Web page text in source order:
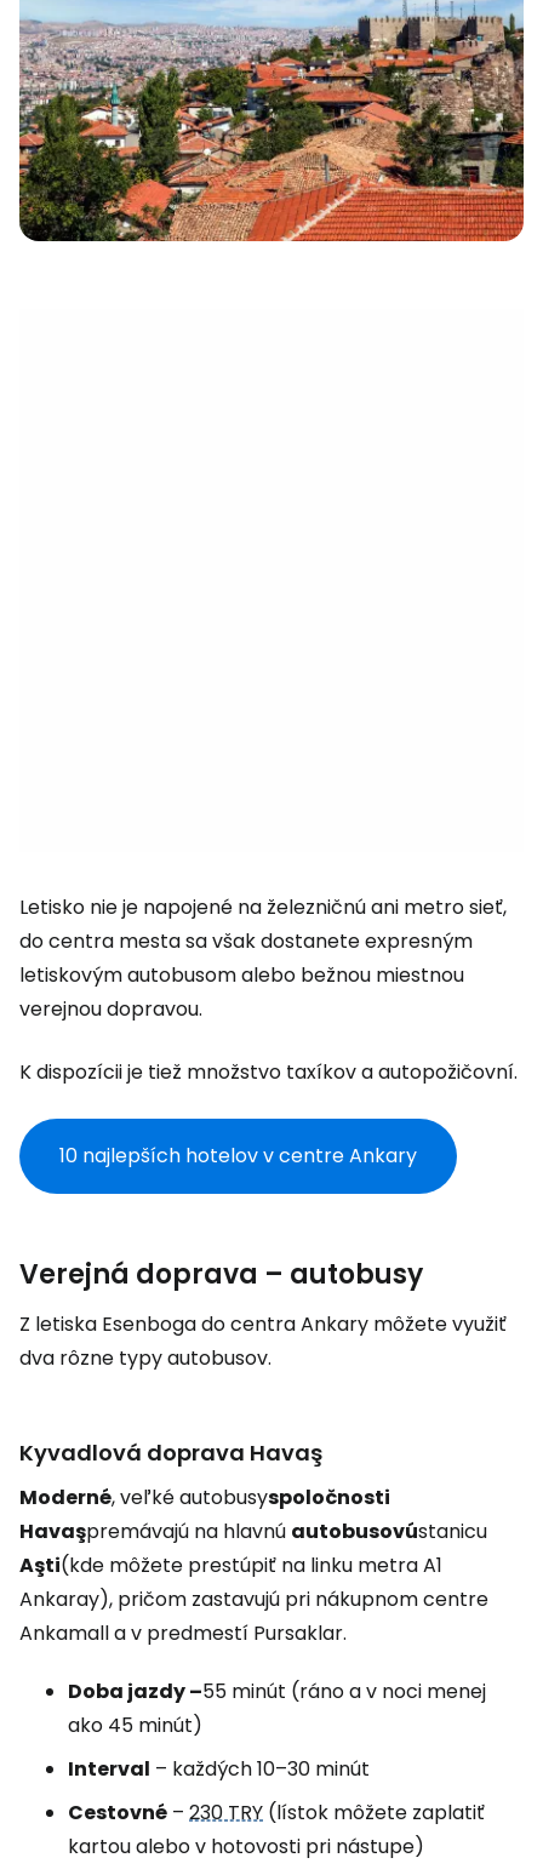
Letisko nie je napojené na železničnú ani metro sieť,
do centra mesta sa však dostanete expresným
letiskovým autobusom alebo bežnou miestnou
verejnou dopravou.
K dispozícii je tiež množstvo taxíkov a autopožičovní.
10 najlepších hotelov v centre Ankary
Verejná doprava – autobusy
Z letiska Esenboga do centra Ankary môžete využiť
dva rôzne typy autobusov.
Kyvadlová doprava Havaş
Moderné, veľké autobusyspoločnosti
Havaşpremávajú na hlavnú autobusovústanicu
Aşti(kde môžete prestúpiť na linku metra A1
Ankaray), pričom zastavujú pri nákupnom centre
Ankamall a v predmestí Pursaklar.
Doba jazdy –55 minút (ráno a v noci menej
ako 45 minút)
Interval – každých 10–30 minút
Cestovné – 230 TRY (lístok môžete zaplatiť
kartou alebo v hotovosti pri nástupe)